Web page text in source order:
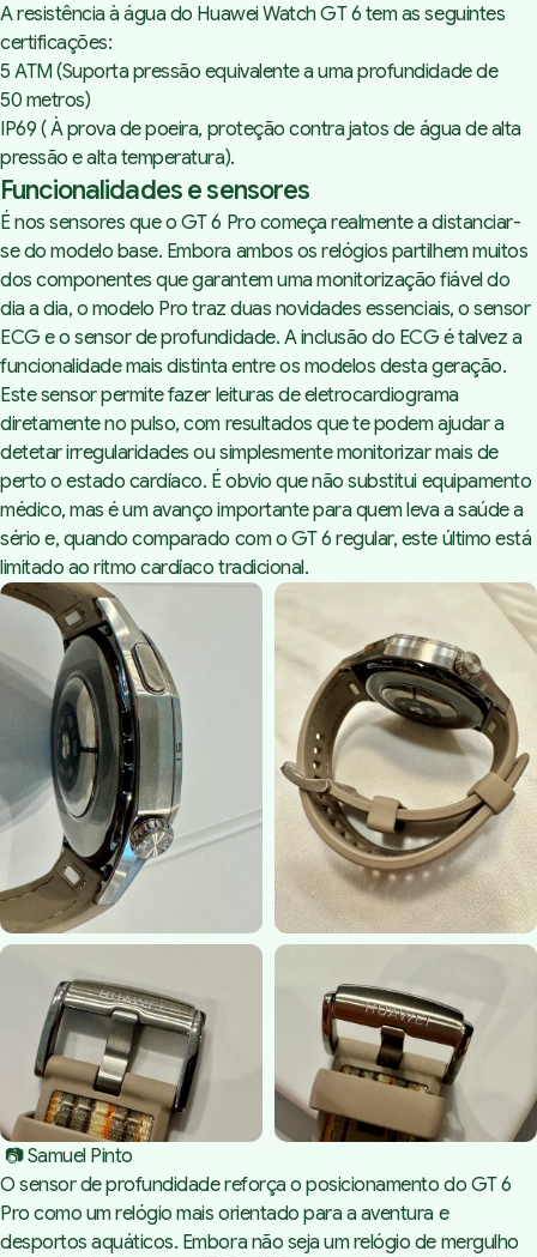
A resistência à água do Huawei Watch GT 6 tem as seguintes
certificações:
5 ATM (Suporta pressão equivalente a uma profundidade de
50 metros)
IP69 ( À prova de poeira, proteção contra jatos de água de alta
pressão e alta temperatura).
Funcionalidades e sensores
É nos sensores que o GT 6 Pro começa realmente a distanciar-
se do modelo base. Embora ambos os relógios partilhem muitos
dos componentes que garantem uma monitorização fiável do
dia a dia, o modelo Pro traz duas novidades essenciais, o sensor
ECG e o sensor de profundidade. A inclusão do ECG é talvez a
funcionalidade mais distinta entre os modelos desta geração.
Este sensor permite fazer leituras de eletrocardiograma
diretamente no pulso, com resultados que te podem ajudar a
detetar irregularidades ou simplesmente monitorizar mais de
perto o estado cardíaco. É obvio que não substitui equipamento
médico, mas é um avanço importante para quem leva a saúde a
sério e, quando comparado com o GT 6 regular, este último está
limitado ao ritmo cardíaco tradicional.
📷 Samuel Pinto
O sensor de profundidade reforça o posicionamento do GT 6
Pro como um relógio mais orientado para a aventura e
desportos aquáticos. Embora não seja um relógio de mergulho